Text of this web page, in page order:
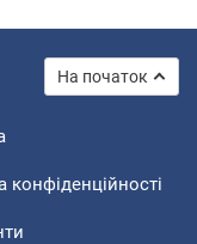
На початок
конфіденційності